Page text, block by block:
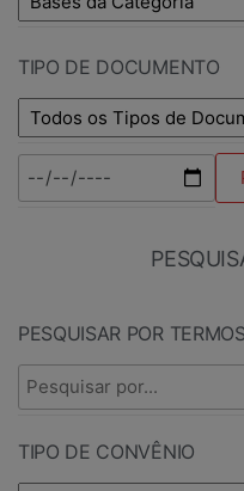
TIPO DE DOCUMENTO
PESQUISAR POR TERMOS
TIPO DE CONVÊNIO